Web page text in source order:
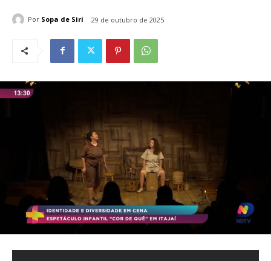
Por Sopa de Siri 29 de outubro de 2025